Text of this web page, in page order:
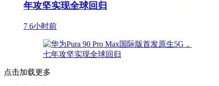
年攻坚实现全球回归
7 6小时前
点击加载更多